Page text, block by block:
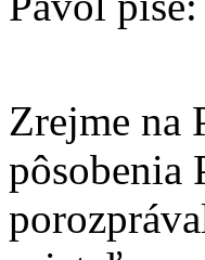
Zrejme na
pôsobenia